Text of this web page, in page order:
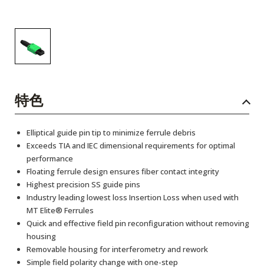
特色
Elliptical guide pin tip to minimize ferrule debris
Exceeds TIA and IEC dimensional requirements for optimal
performance
Floating ferrule design ensures fiber contact integrity
Highest precision SS guide pins
Industry leading lowest loss Insertion Loss when used with
MT Elite® Ferrules
Quick and effective field pin reconfiguration without removing
housing
Removable housing for interferometry and rework
Simple field polarity change with one-step